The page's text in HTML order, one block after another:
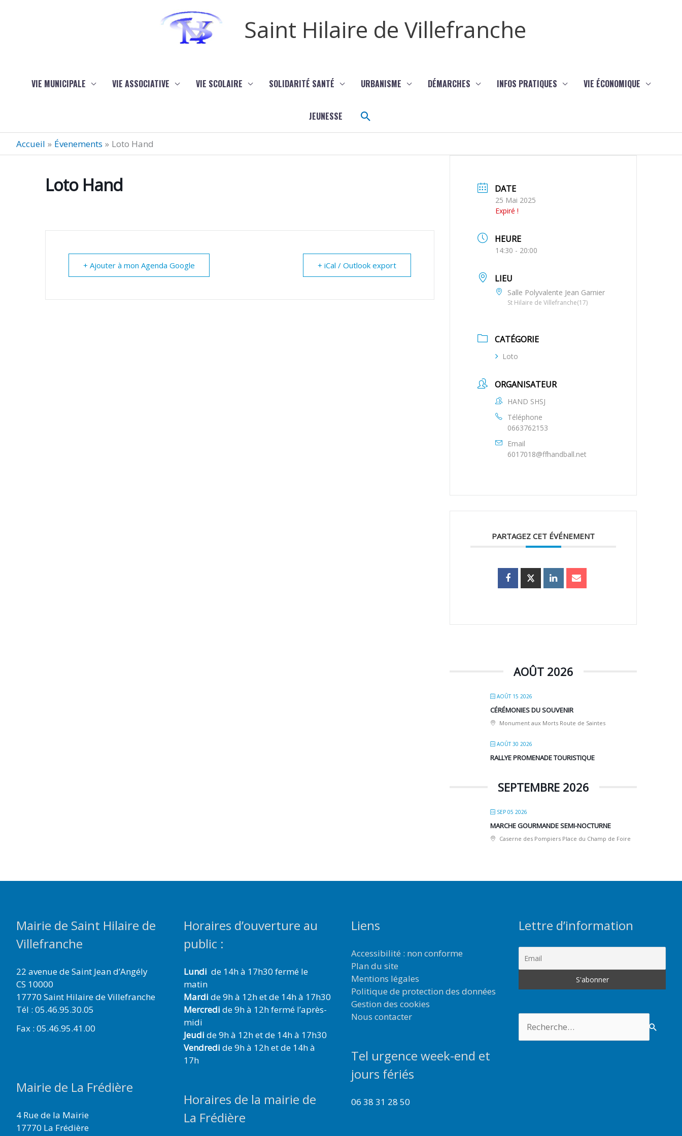
Saint Hilaire de Villefranche
VIE MUNICIPALE VIE ASSOCIATIVE VIE SCOLAIRE SOLIDARITÉ SANTÉ URBANISME DÉMARCHES INFOS PRATIQUES VIE ÉCONOMIQUE
JEUNESSE Rechercher
Accueil Évenements Loto Hand
Loto Hand
+ Ajouter à mon Agenda Google + iCal / Outlook export
DATE
25 Mai 2025
Expiré !
HEURE
14:30 - 20:00
LIEU
Salle Polyvalente Jean Garnier
St Hilaire de Villefranche(17)
CATÉGORIE
Loto
ORGANISATEUR
HAND SHSJ
Téléphone
0663762153
Email
6017018@ffhandball.net
PARTAGEZ CET ÉVÉNEMENT
AOÛT 2026
AOÛT 15 2026
CÉRÉMONIES DU SOUVENIR
Monument aux Morts Route de Saintes
AOÛT 30 2026
RALLYE PROMENADE TOURISTIQUE
SEPTEMBRE 2026
SEP 05 2026
MARCHE GOURMANDE SEMI-NOCTURNE
Caserne des Pompiers Place du Champ de Foire
Mairie de Saint Hilaire de
Villefranche
22 avenue de Saint Jean d’Angély
CS 10000
17770 Saint Hilaire de Villefranche
Tél : 05.46.95.30.05
Fax : 05.46.95.41.00
Mairie de La Frédière
4 Rue de la Mairie
17770 La Frédière
Horaires d’ouverture au
public :
Lundi de 14h à 17h30 fermé le
matin
Mardi de 9h à 12h et de 14h à 17h30
Mercredi de 9h à 12h fermé l’après-
midi
Jeudi de 9h à 12h et de 14h à 17h30
Vendredi de 9h à 12h et de 14h à
17h
Horaires de la mairie de
La Frédière
Liens
Accessibilité : non conforme
Plan du site
Mentions légales
Politique de protection des données
Gestion des cookies
Nous contacter
Tel urgence week-end et
jours fériés
06 38 31 28 50
Lettre d’information